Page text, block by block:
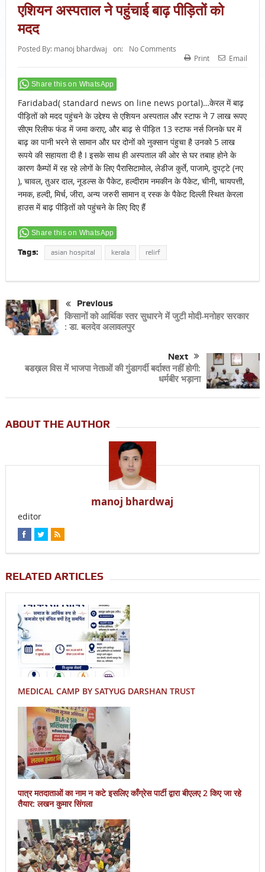
एशियन अस्पताल ने पहुंचाई बाढ़ पीड़ितों को
मदद
Posted By: manoj bhardwaj on:
No Comments
Print
Email
Share this on WhatsApp
Faridabad( standard news on line news portal)…केरल में बाढ़
पीड़ितों को मदद पहुंचने के उद्देश्य से एशियन अस्पताल और स्टाफ ने 7 लाख रूपए
सीएम रिलीफ फंड में जमा कराए, और बाढ़ से पीड़ित 13 स्टाफ नर्स जिनके घर में
बाढ़ का पानी भरने से सामान और घर दोनों को नुक्सान पंहुचा है उनको 5 लाख
रूपये की सहायता दी है I इसके साथ ही अस्पताल की ओर से घर तबाह होने के
कारण कैम्पों में रह रहे लोगों के लिए पैरासिटामोल, लेडीज कुर्ते, पाजामे, दुपट्टे (नए
), चावल, तुअर दाल, नूडल्स के पैकेट, हल्दीराम नमकीन के पैकेट, चीनी, चायपत्ती,
नमक, हल्दी, मिर्च, जीरा, अन्य जरुरी सामान व् रस्क के पैकेट दिल्ली स्थित केरला
हाउस में बाढ़ पीड़ितों को पहुंचने के लिए दिए हैं
Share this on WhatsApp
Tags: asian hospital kerala relirf
Previous
किसानों को आर्थिक स्तर सुधारने में जुटी मोदी-मनोहर सरकार
: डा. बलदेव अलावलपुर
Next
बडख़ल विस में भाजपा नेताओं की गुंडागर्दी बर्दाश्त नहीं होगी:
धर्मबीर भड़ाना
ABOUT THE AUTHOR
manoj bhardwaj
editor
RELATED ARTICLES
MEDICAL CAMP BY SATYUG DARSHAN TRUST
पात्र मतदाताओं का नाम न कटे इसलिए काँग्रेस पार्टी द्वारा बीएलए 2 किए जा रहे
तैयार: लखन कुमार सिंगला